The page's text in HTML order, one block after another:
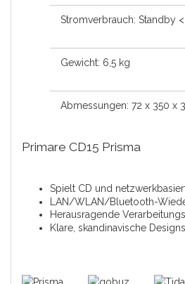
Stromverbrauch: Standby
Gewicht: 6,5 kg
Abmessungen: 72 x 350 x
Primare CD15 Prisma
Spielt CD und
LAN/WLAN/Bluetooth-
Herausragende
Klare, skandinavische